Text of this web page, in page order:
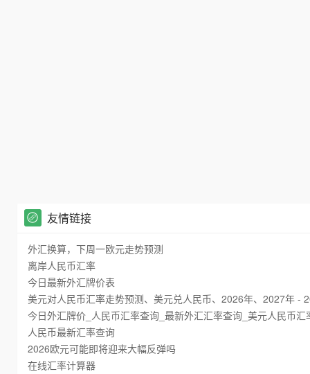
友情链接
外汇换算，下周一欧元走势预测
离岸人民币汇率
今日最新外汇牌价表
美元对人民币汇率走势预测、美元兑人民币、2026年、2027年 -
今日外汇牌价_人民币汇率查询_最新外汇汇率查询_美元人民币汇
人民币最新汇率查询
2026欧元可能即将迎来大幅反弹吗
在线汇率计算器